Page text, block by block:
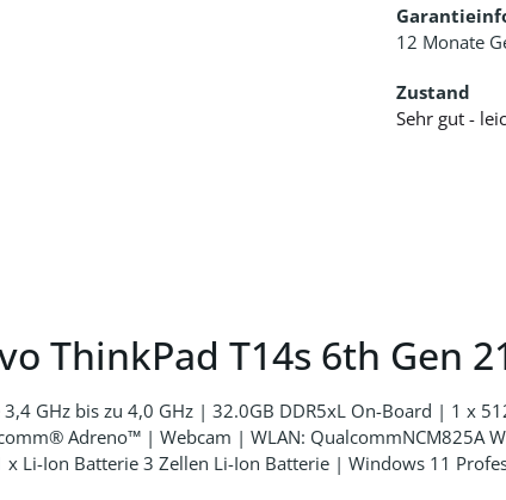
12 Monate
Zustand
Sehr gut -
ThinkPad T14s 6th Gen
GHz bis zu 4,0 GHz | 32.0GB DDR5xL On-Board | 1 x
Adreno™ | Webcam | WLAN: QualcommNCM825A
Li-Ion Batterie 3 Zellen Li-Ion Batterie | Windows 11